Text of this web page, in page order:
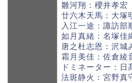
雛河翔：櫻井孝宏
廿六木天馬：大塚
入江一途：諏訪部
如月真緒：名塚佳
唐之杜志恩：沢城
霜月美佳：佐倉綾
ドミネーター：日
法斑静火：宮野真